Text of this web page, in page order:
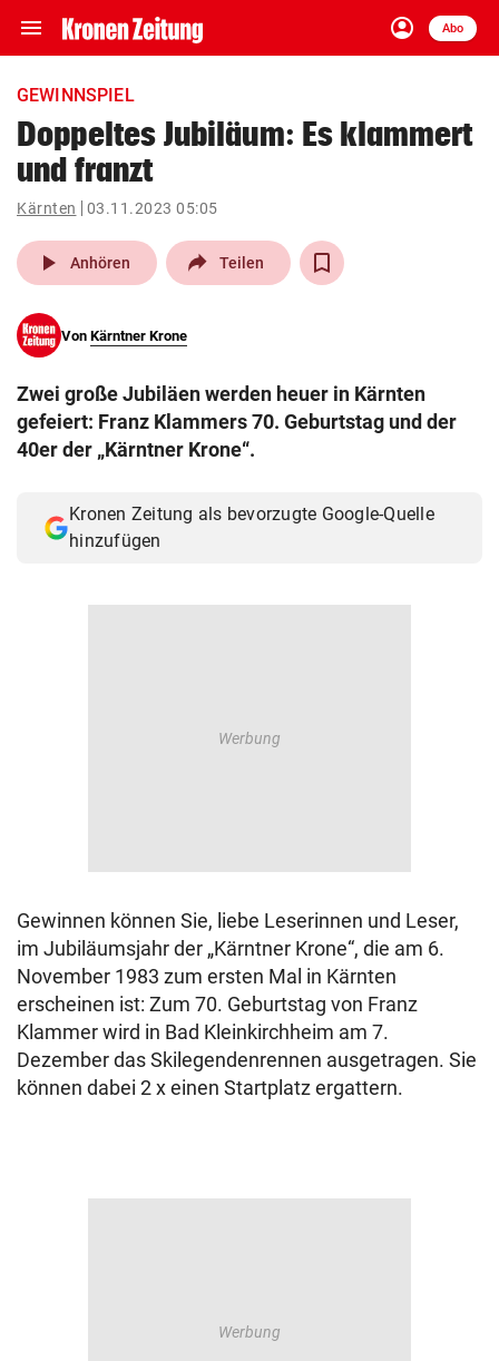
menu Navigation
ein-/ausklappen
account_circle
Anmelden
Abo
close Schließen
account_circle Anmelden
pin_drop
Wien arrow_right
search
eingeben
© Krone Multimedia GmbH & Co KG 2026
Muthgasse 2, 1190 Wien
GEWINNSPIEL
Doppeltes Jubiläum: Es klammert
und franzt
Kärnten 03.11.2023 05:05
play_arrow Anhören Teilen
Von Kärntner Krone
Zwei große Jubiläen werden heuer in Kärnten
gefeiert: Franz Klammers 70. Geburtstag und der
40er der „Kärntner Krone“.
Kronen Zeitung als bevorzugte Google-Quelle
hinzufügen
Gewinnen können Sie, liebe Leserinnen und Leser,
im Jubiläumsjahr der „Kärntner Krone“, die am 6.
November 1983 zum ersten Mal in Kärnten
erscheinen ist: Zum 70. Geburtstag von Franz
Klammer wird in Bad Kleinkirchheim am 7.
Dezember das Skilegendenrennen ausgetragen. Sie
können dabei 2 x einen Startplatz ergattern.